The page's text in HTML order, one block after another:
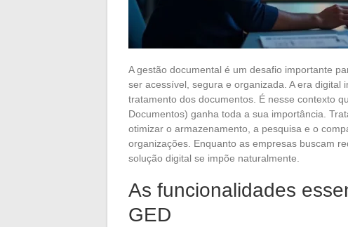
A gestão documental é um desafio importante
ser acessível, segura e organizada. A era
tratamento dos documentos. É nesse contexto
Documentos) ganha toda a sua importância.
otimizar o armazenamento, a pesquisa e o
organizações. Enquanto as empresas buscam
solução digital se impõe naturalmente.
As funcionalidades
GED